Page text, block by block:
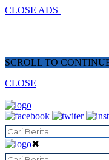
CLOSE ADS
SCROLL TO
CLOSE
✖